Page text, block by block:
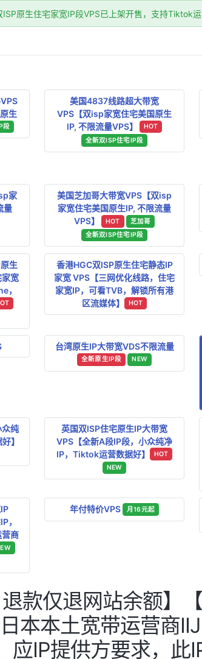
ISP原生住宅家宽IP段VPS已上架开售，支持Tiktok
生
段
美国4837线路超大带宽
VPS【双isp家宽住宅美国原生
IP, 不限流量VPS】
HOT
全新双ISP住宅IP段
家
量
美国芝加哥大带宽VPS【双isp
家宽住宅美国原生IP, 不限流量
VPS】
HOT
芝加哥
全新双ISP住宅IP段
生
宽
，
香港HGC双ISP原生住宅静态IP
家宽 VPS【三网优化线路，住宅
家宽IP，可看TVB，解锁所有港
区流媒体】
HOT
台湾原生IP大带宽VDS不限流量
全新原生IP段 NEW
众纯
】
英国双ISP住宅原生IP大带宽
VPS【全新A段IP段，小众纯净
IP，Tiktok运营数据好】
HOT
NEW
，
营商
年付特价VPS 月16元起
退款仅退网站余额】
本本土宽带运营商
应IP提供方要求，